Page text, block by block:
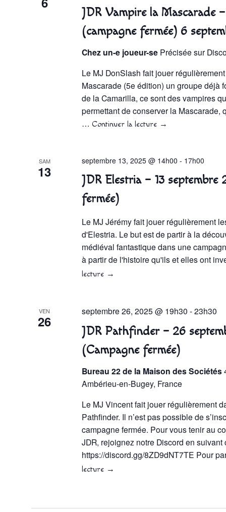
JDR Vampire la Mascarade
(campagne fermée) 6
Chez un-e joueur-se Précisée sur
Le MJ DonSlash fait jouer
Mascarade (5e édition) un groupe déjà
de la Camarilla, ce sont des vampires
permettant de conserver la Mascarade,
… Continuer la lecture →
SAM
13
JDR Elestria – 13 septembre
fermée)
septembre 13, 2025 @ 14h00 - 17h00
Le MJ Jérémy fait jouer régulièrement
d'Elestria. Le but est de partir à la
médiéval fantastique dans une
à partir de l'histoire qu'ils et elles ont
lecture →
VEN
26
JDR Pathfinder – 26
(Campagne fermée)
septembre 26, 2025 @ 19h30 -23h30
Bureau 22 de la Maison des Sociétés
Ambérieu-en-Bugey, France
Le MJ Vincent fait jouer régulièrement
Pathfinder. Il n’est pas possible de
campagne fermée. Pour vous tenir au
JDR, rejoignez notre Discord en suivant
https://discord.gg/8ZD9dNT7TE Pour
lecture →